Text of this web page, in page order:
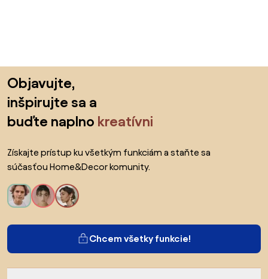
Objavujte,
inšpirujte sa a
buďte naplno kreatívni
Získajte prístup ku všetkým funkciám a staňte sa
súčasťou Home&Decor komunity.
Chcem všetky funkcie!